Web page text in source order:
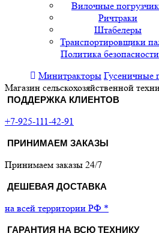
Вилочные
Ричтраки
Штабелеры
Транспортировщики
Политика безопасности
Минитракторы Гусеничные
Магазин сельскохозяйственной
ПОДДЕРЖКА КЛИЕНТОВ
+7-925-111-42-91
ПРИНИМАЕМ ЗАКАЗЫ
Принимаем заказы 24/7
ДЕШЕВАЯ ДОСТАВКА
на всей территории РФ *
ГАРАНТИЯ НА ВСЮ ТЕХНИКУ